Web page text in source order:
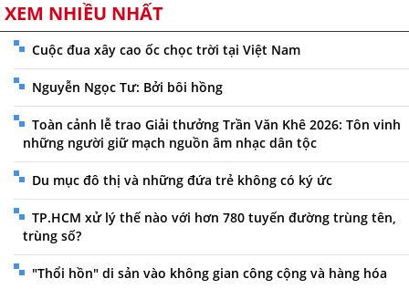
XEM NHIỀU NHẤT
Cuộc đua xây cao ốc chọc trời tại Việt Nam
Nguyễn Ngọc Tư: Bởi bôi hồng
Toàn cảnh lễ trao Giải thưởng Trần Văn Khê 2026: Tôn vinh
những người giữ mạch nguồn âm nhạc dân tộc
Du mục đô thị và những đứa trẻ không có ký ức
TP.HCM xử lý thế nào với hơn 780 tuyến đường trùng tên,
trùng số?
"Thổi hồn" di sản vào không gian công cộng và hàng hóa